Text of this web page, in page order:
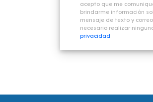
acepto que me
brindarme información
mensaje de texto y
necesario realizar
privacidad